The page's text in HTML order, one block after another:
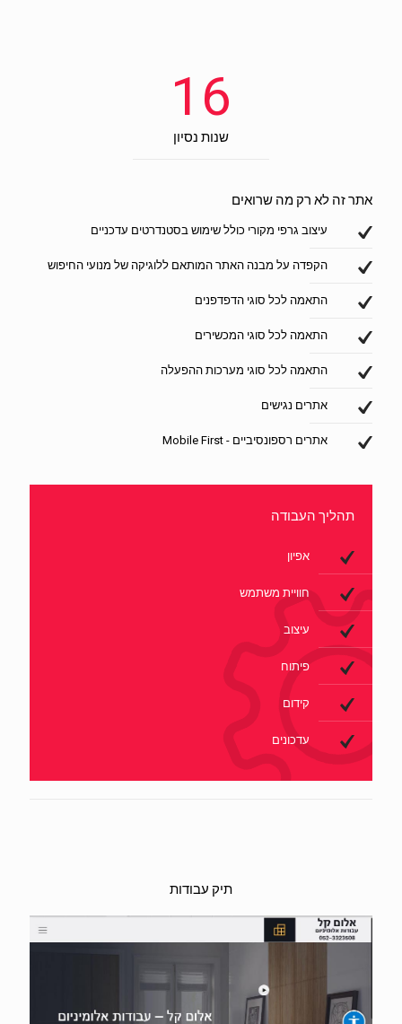
16
שנות נסיון
אתר זה לא רק מה שרואים
עיצוב גרפי מקורי כולל שימוש בסטנדרטים עדכניים
הקפדה על מבנה האתר המותאם ללוגיקה של מנועי החיפוש
התאמה לכל סוגי הדפדפנים
התאמה לכל סוגי המכשירים
התאמה לכל סוגי מערכות ההפעלה
אתרים נגישים
אתרים רספונסיביים - Mobile First
תהליך העבודה
אפיון
חוויית משתמש
עיצוב
פיתוח
קידום
עדכונים
תיק עבודות